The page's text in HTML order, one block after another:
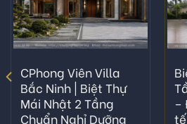
CPhong Viên Villa
Bắc Ninh | Biệt Thự
Mái Nhật 2 Tầng
Chuẩn Nghỉ Dưỡng
–
tế